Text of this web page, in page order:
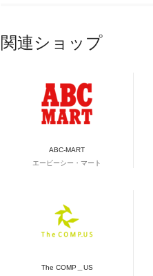
関連ショップ
ABC-MART
エービーシー・マート
The COMP＿US